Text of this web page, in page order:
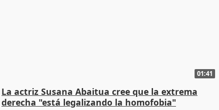
01:41
La actriz Susana Abaitua cree que la extrema
derecha "está legalizando la homofobia"